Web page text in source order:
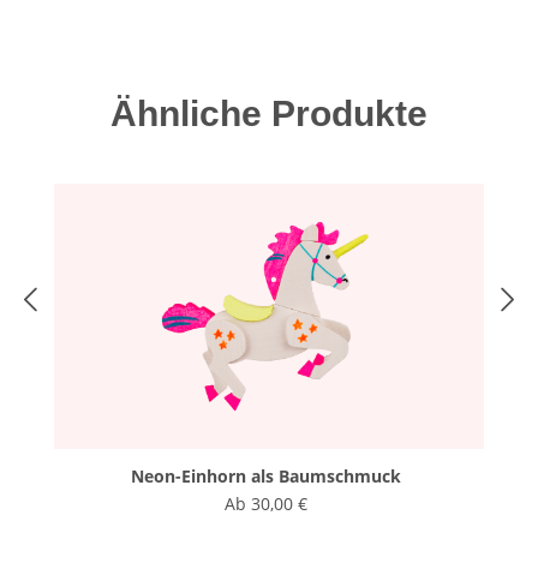
Produktgalerie überspringen
Ähnliche Produkte
Neon-Einhorn als Baumschmuck
Ab 30,00 €